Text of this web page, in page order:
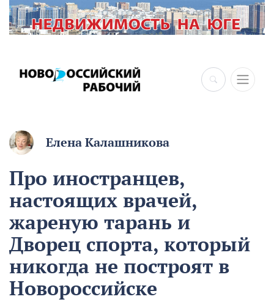
×
Елена Калашникова
Про иностранцев,
настоящих врачей,
жареную тарань и
Дворец спорта, который
никогда не построят в
Новороссийске